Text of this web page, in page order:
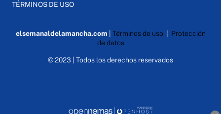
TÉRMINOS DE USO
elsemanaldelamancha.com Términos de uso| Protección
de datos
© 2023 | Todos los derechos reservados